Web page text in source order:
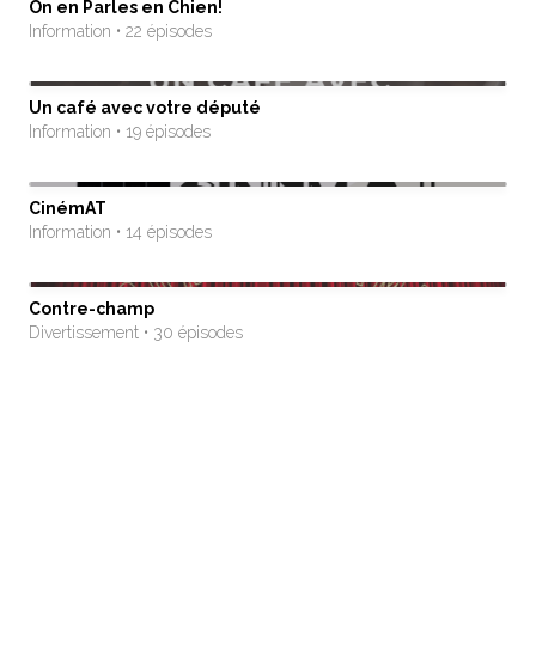
On en Parles en Chien!
Information • 22 épisodes
Un café avec votre député
Information • 19 épisodes
CinémAT
Information • 14 épisodes
Contre-champ
Divertissement • 30 épisodes